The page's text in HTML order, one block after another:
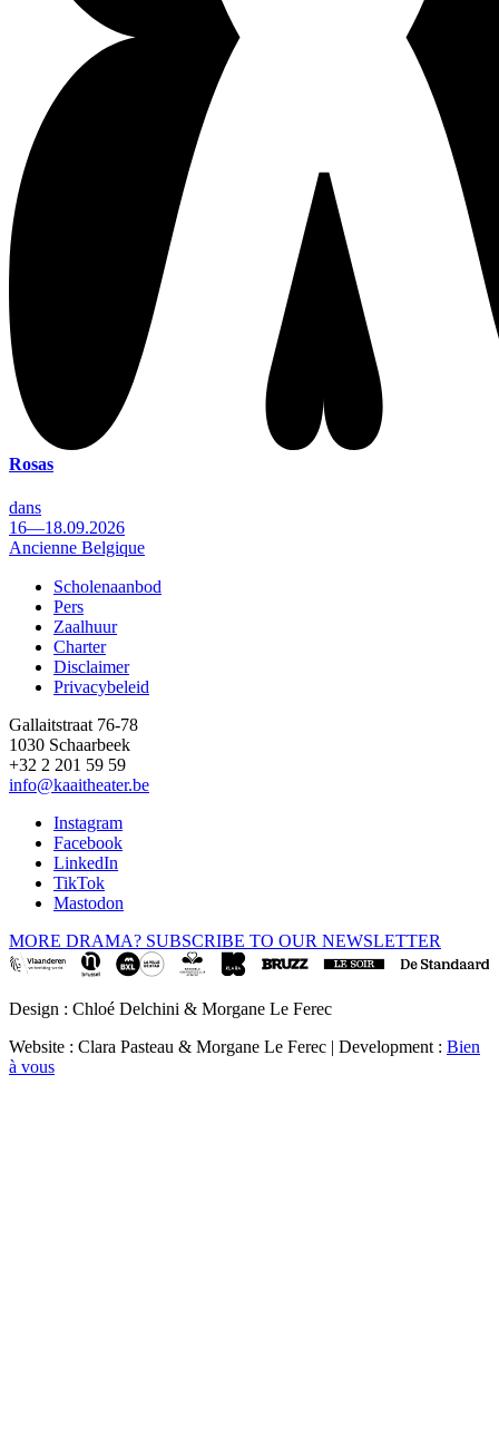
Rosas
dans
16—18.09.2026
Ancienne Belgique
Footer
Scholenaanbod
Pers
Zaalhuur
Charter
Disclaimer
Privacybeleid
Gallaitstraat 76-78
1030 Schaarbeek
+32 2 201 59 59
info@kaaitheater.be
Instagram
Facebook
LinkedIn
TikTok
Mastodon
MORE DRAMA? SUBSCRIBE TO OUR NEWSLETTER
Design : Chloé Delchini & Morgane Le Ferec
Website : Clara Pasteau & Morgane Le Ferec | Development : Bien
à vous